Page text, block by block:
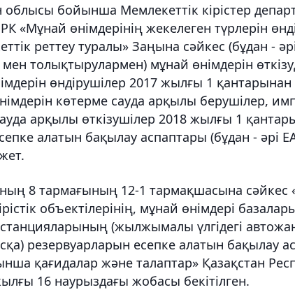
облысы бойынша Мемлекеттік кірістер
«Мұнай өнiмдерiнiң жекелеген түрлерiн
реттеу туралы» Заңына сәйкес (бұдан -
мен толықтырулармен) мұнай өнімдерін
өндiрушiлер 2017 жылғы 1 қантарынан
көтерме сауда арқылы берушілер,
арқылы өткізушілер 2018 жылғы 1
алатын бақылау аспаптары (бұдан - әрі
8 тармағының 12-1 тармақшасына сәйкес
объектілерінің, мұнай өнімдері
(жылжымалы үлгідегі
резервуарларын есепке алатын бақылау
қағидалар және талаптар» Қазақстан
16 наурыздағы жобасы бекітілген.